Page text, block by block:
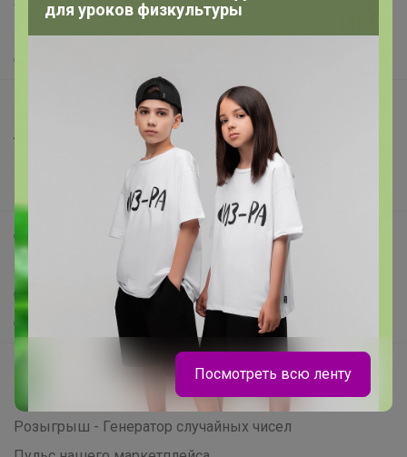
Помощь
О нас
Анонсы
Поддержка альпак
Самое выгодное
Хиты продаж
Самое желанное
Самое быстрое
Начать зарабатывать с 24-ok
Picabox.ru - Лучшее место для ваших изображений
Розыгрыш - Генератор случайных чисел
для уроков физкультуры
Посмотреть всю ленту